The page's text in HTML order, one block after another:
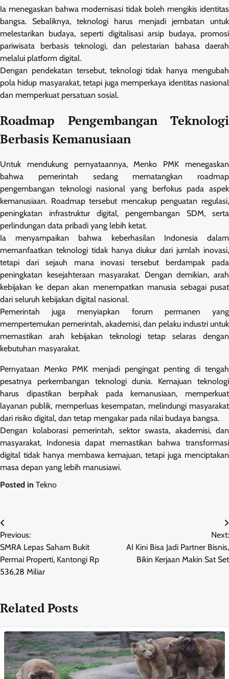
Ia menegaskan bahwa modernisasi tidak boleh mengikis identitas
bangsa. Sebaliknya, teknologi harus menjadi jembatan untuk
melestarikan budaya, seperti digitalisasi arsip budaya, promosi
pariwisata berbasis teknologi, dan pelestarian bahasa daerah
melalui platform digital.
Dengan pendekatan tersebut, teknologi tidak hanya mengubah
pola hidup masyarakat, tetapi juga memperkaya identitas nasional
dan memperkuat persatuan sosial.
Roadmap Pengembangan Teknologi
Berbasis Kemanusiaan
Untuk mendukung pernyataannya, Menko PMK menegaskan
bahwa pemerintah sedang mematangkan roadmap
pengembangan teknologi nasional yang berfokus pada aspek
kemanusiaan. Roadmap tersebut mencakup penguatan regulasi,
peningkatan infrastruktur digital, pengembangan SDM, serta
perlindungan data pribadi yang lebih ketat.
Ia menyampaikan bahwa keberhasilan Indonesia dalam
memanfaatkan teknologi tidak hanya diukur dari jumlah inovasi,
tetapi dari sejauh mana inovasi tersebut berdampak pada
peningkatan kesejahteraan masyarakat. Dengan demikian, arah
kebijakan ke depan akan menempatkan manusia sebagai pusat
dari seluruh kebijakan digital nasional.
Pemerintah juga menyiapkan forum permanen yang
mempertemukan pemerintah, akademisi, dan pelaku industri untuk
memastikan arah kebijakan teknologi tetap selaras dengan
kebutuhan masyarakat.
Pernyataan Menko PMK menjadi pengingat penting di tengah
pesatnya perkembangan teknologi dunia. Kemajuan teknologi
harus dipastikan berpihak pada kemanusiaan, memperkuat
layanan publik, memperluas kesempatan, melindungi masyarakat
dari risiko digital, dan tetap mengakar pada nilai budaya bangsa.
Dengan kolaborasi pemerintah, sektor swasta, akademisi, dan
masyarakat, Indonesia dapat memastikan bahwa transformasi
digital tidak hanya membawa kemajuan, tetapi juga menciptakan
masa depan yang lebih manusiawi.
Posted in Tekno
Navigasi
pos
Previous:
SMRA Lepas Saham Bukit
Permai Properti, Kantongi Rp
536,28 Miliar
Next:
AI Kini Bisa Jadi Partner Bisnis,
Bikin Kerjaan Makin Sat Set
Related Posts